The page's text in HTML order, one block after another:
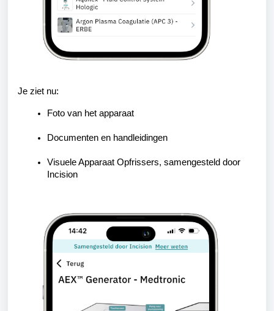
Je ziet nu:
Foto van het apparaat
Documenten en handleidingen
Visuele Apparaat Opfrissers, samengesteld door
Incision